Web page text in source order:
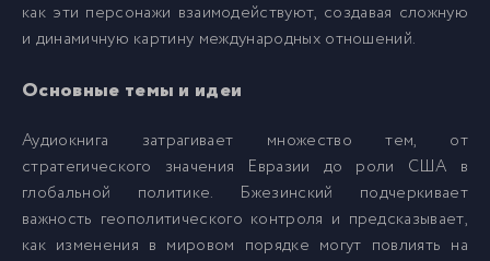
15 015
16 016
17 017
как эти персонажи взаимодействуют, создавая сложную
и динамичную картину международных отношений.
Основные темы и идеи
Аудиокнига затрагивает множество тем, от
стратегического значения Евразии до роли США в
глобальной политике. Бжезинский подчеркивает
важность геополитического контроля и предсказывает,
как изменения в мировом порядке могут повлиять на